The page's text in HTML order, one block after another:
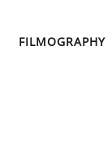
FILMOGRAPHY